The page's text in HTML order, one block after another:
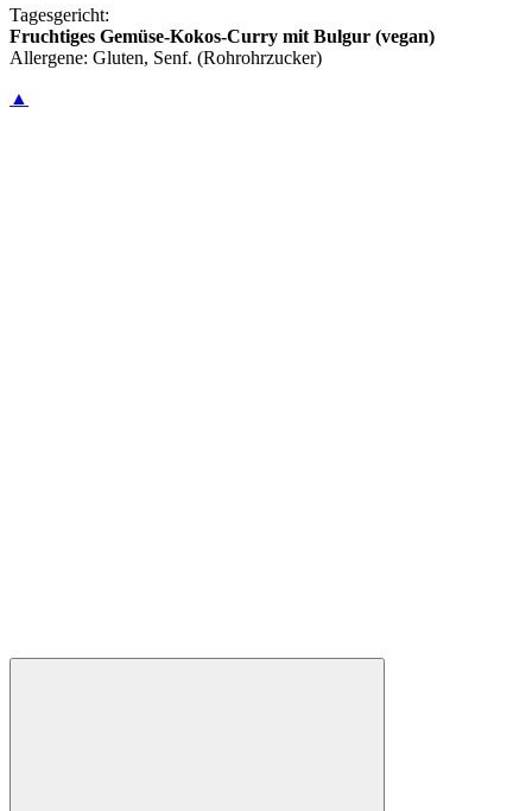
Tagesgericht:
Fruchtiges Gemüse-Kokos-Curry mit Bulgur (vegan)
Allergene: Gluten, Senf. (Rohrohrzucker)
▲